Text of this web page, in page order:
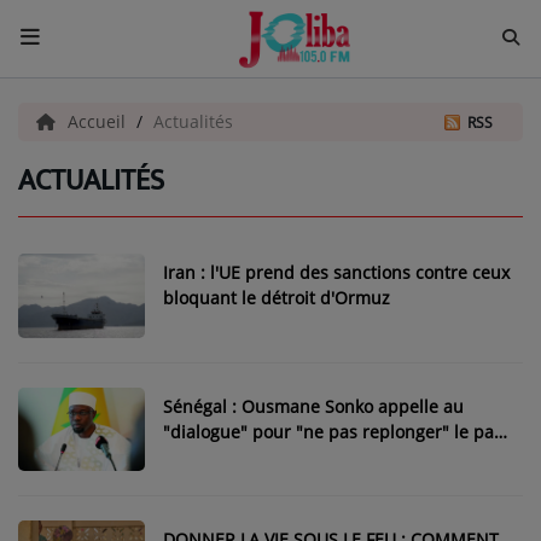
ACCUEIL
Pour Vous
EMISSIONS
EQUIPES
EVÈNEMENTS
Musique
TOP 10
Accueil Actualités RSS
ACTUALITÉS
Iran : l'UE prend des sanctions contre ceux
bloquant le détroit d'Ormuz
Sénégal : Ousmane Sonko appelle au
"dialogue" pour "ne pas replonger" le pays